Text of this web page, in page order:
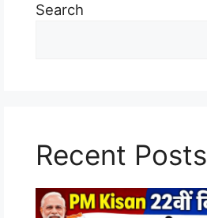
Search
Recent Posts